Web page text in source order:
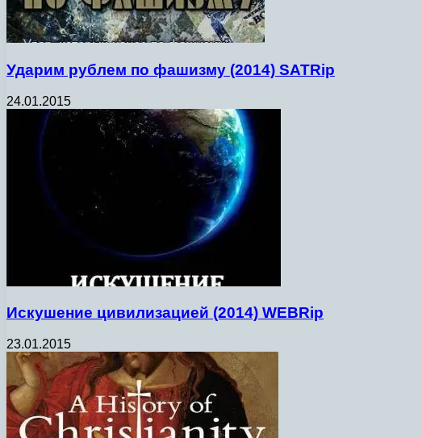
Ударим рублем по фашизму (2014) SATRip
24.01.2015
Искушение цивилизацией (2014) WEBRip
23.01.2015